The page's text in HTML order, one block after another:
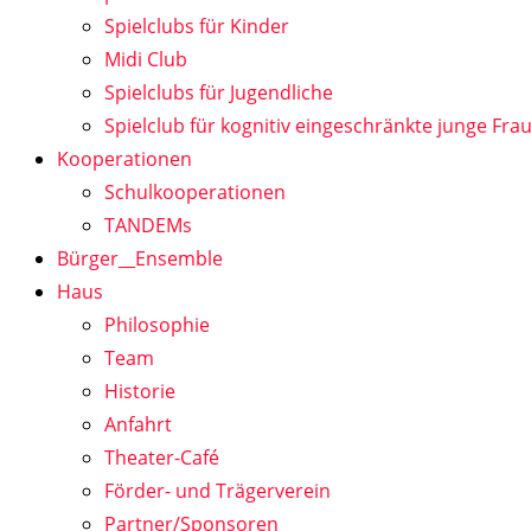
Spielclubs für Kinder
Midi Club
Spielclubs für Jugendliche
Spielclub für kognitiv eingeschränkte junge
Kooperationen
Schulkooperationen
TANDEMs
Bürger__Ensemble
Haus
Philosophie
Team
Historie
Anfahrt
Theater-Café
Förder- und Trägerverein
Partner/Sponsoren